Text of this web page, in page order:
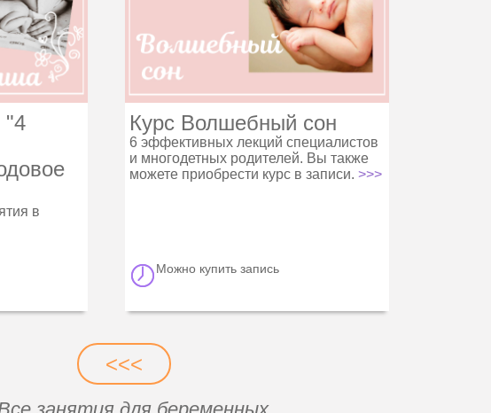
"4
в
Курс Волшебный сон
6 эффективных лекций специалистов
и многодетных родителей. Вы также
можете приобрести курс в записи. >>>
Можно купить запись
<<<